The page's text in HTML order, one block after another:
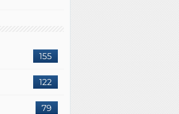
155
122
79